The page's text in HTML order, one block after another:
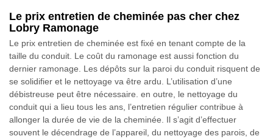
Le prix entretien de cheminée pas cher chez
Lobry Ramonage
Le prix entretien de cheminée est fixé en tenant compte de la
taille du conduit. Le coût du ramonage est aussi fonction du
dernier ramonage. Les dépôts sur la paroi du conduit risquent de
se solidifier et le nettoyage va être ardu. L’utilisation d’une
débistreuse peut être nécessaire. en outre, le nettoyage du
conduit qui a lieu tous les ans, l’entretien régulier contribue à
allonger la durée de vie de la cheminée. Il s’agit d’effectuer
souvent le décendrage de l’appareil, du nettoyage des parois, de